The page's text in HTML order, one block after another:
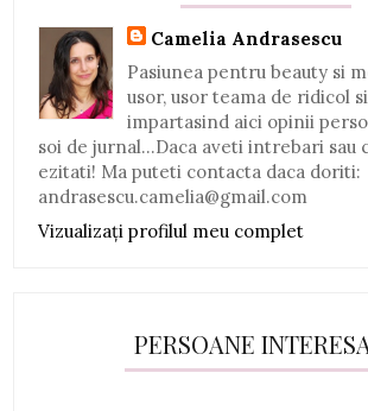
Camelia Andrasescu
Pasiunea pentru beauty si
usor, usor teama de ridicol
impartasind aici opinii
soi de jurnal...Daca aveti intrebari sau
ezitati! Ma puteti contacta daca doriti:
andrasescu.camelia@gmail.com
Vizualizați profilul meu complet
PERSOANE